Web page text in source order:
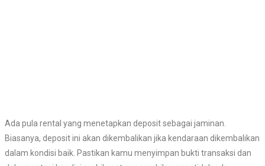
Ada pula rental yang menetapkan deposit sebagai jaminan.
Biasanya, deposit ini akan dikembalikan jika kendaraan dikembalikan
dalam kondisi baik. Pastikan kamu menyimpan bukti transaksi dan